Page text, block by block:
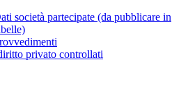
società partecipate (da pubblicare in
privato controllati